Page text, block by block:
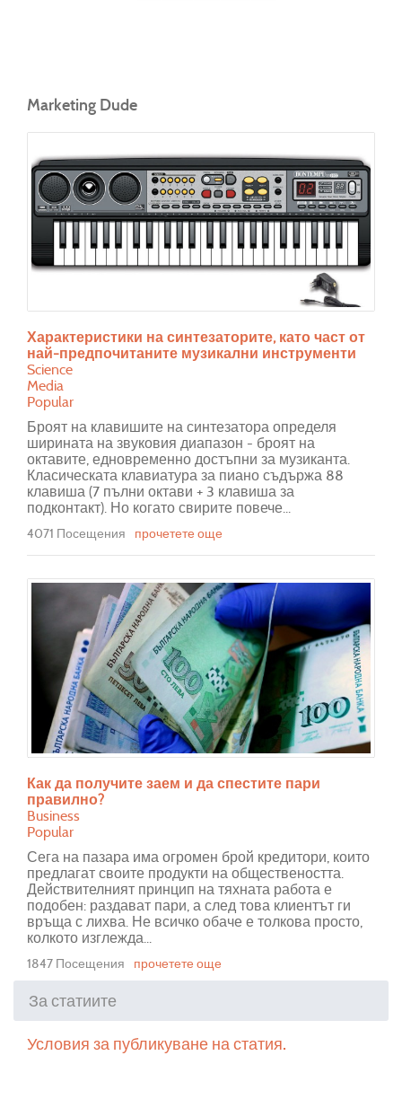
Marketing Dude
Характеристики на синтезаторите, като част от
най-предпочитаните музикални инструменти
Science
Media
Popular
Броят на клавишите на синтезатора определя
ширината на звуковия диапазон - броят на
октавите, едновременно достъпни за музиканта.
Класическата клавиатура за пиано съдържа 88
клавиша (7 пълни октави + 3 клавиша за
подконтакт). Но когато свирите повече...
4071 Посещения прочетете още
Как да получите заем и да спестите пари
правилно?
Business
Popular
Сега на пазара има огромен брой кредитори, които
предлагат своите продукти на обществеността.
Действителният принцип на тяхната работа е
подобен: раздават пари, а след това клиентът ги
връща с лихва. Не всичко обаче е толкова просто,
колкото изглежда...
1847 Посещения прочетете още
За статиите
Условия за публикуване на статия.